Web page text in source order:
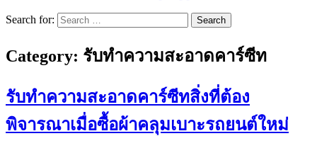
Search for:
Category: รับทำความสะอาดคาร์ซีท
รับทำความสะอาดคาร์ซีทสิ่งที่ต้อง
พิจารณาเมื่อซื้อผ้าคลุมเบาะรถยนต์ใหม่